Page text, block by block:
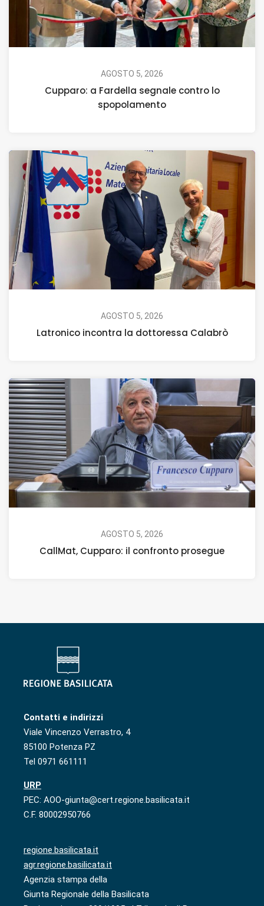
AGOSTO 5, 2026
Cupparo: a Fardella segnale contro lo
spopolamento
AGOSTO 5, 2026
Latronico incontra la dottoressa Calabrò
AGOSTO 5, 2026
CallMat, Cupparo: il confronto prosegue
Contatti e indirizzi
Viale Vincenzo Verrastro, 4
85100 Potenza PZ
Tel 0971 661111
URP
PEC: AOO-giunta@cert.regione.basilicata.it
C.F. 80002950766
regione.basilicata.it
agr.regione.basilicata.it
Agenzia stampa della
Giunta Regionale della Basilicata